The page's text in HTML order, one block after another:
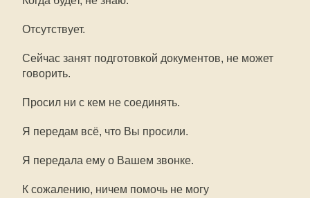
Отсутствует.
Сейчас занят подготовкой документов, не может
говорить.
Просил ни с кем не соединять.
Я передам всё, что Вы просили.
Я передала ему о Вашем звонке.
К сожалению, ничем помочь не могу